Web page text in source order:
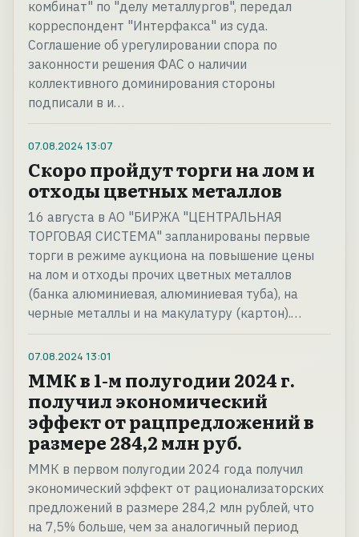
комбинат" по "делу металлургов", передал
корреспондент "Интерфакса" из суда.
Соглашение об урегулировании спора по
законности решения ФАС о наличии
коллективного доминирования стороны
подписали в и…
07.08.2024 13:07
Скоро пройдут торги на лом и
отходы цветных металлов
16 августа в АО "БИРЖА "ЦЕНТРАЛЬНАЯ
ТОРГОВАЯ СИСТЕМА" запланированы первые
торги в режиме аукциона на повышение цены
на лом и отходы прочих цветных металлов
(банка алюминиевая, алюминиевая туба), на
черные металлы и на макулатуру (картон).…
07.08.2024 13:01
ММК в 1-м полугодии 2024 г.
получил экономический
эффект от рацпредложений в
размере 284,2 млн руб.
ММК в первом полугодии 2024 года получил
экономический эффект от рационализаторских
предложений в размере 284,2 млн рублей, что
на 7,5% больше, чем за аналогичный период